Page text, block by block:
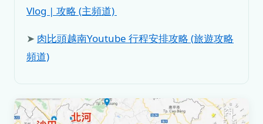
Vlog | 攻略 (主頻道)
➤ 肉比頭越南Youtube 行程安排攻略 (旅遊攻略
頻道)